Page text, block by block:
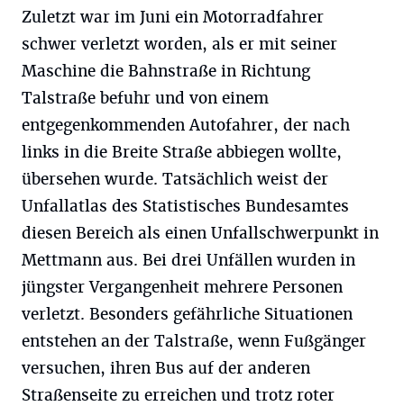
Zuletzt war im Juni ein Motorradfahrer
schwer verletzt worden, als er mit seiner
Maschine die Bahnstraße in Richtung
Talstraße befuhr und von einem
entgegenkommenden Autofahrer, der nach
links in die Breite Straße abbiegen wollte,
übersehen wurde. Tatsächlich weist der
Unfallatlas des Statistisches Bundesamtes
diesen Bereich als einen Unfallschwerpunkt in
Mettmann aus. Bei drei Unfällen wurden in
jüngster Vergangenheit mehrere Personen
verletzt. Besonders gefährliche Situationen
entstehen an der Talstraße, wenn Fußgänger
versuchen, ihren Bus auf der anderen
Straßenseite zu erreichen und trotz roter